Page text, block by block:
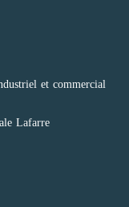
et commercial
Lafarre